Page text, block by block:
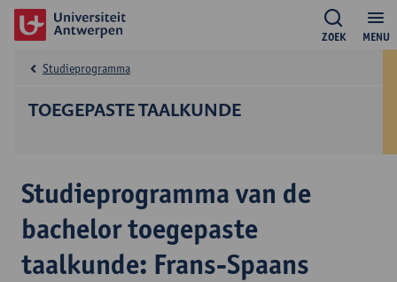
MENU
ZOEK
TOEGEPASTE TAALKUNDE
Studieprogramma
Studieprogramma van de
bachelor toegepaste
taalkunde: Frans-Spaans